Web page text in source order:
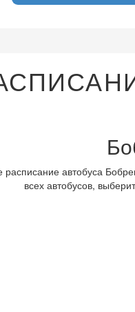
расписание автобуса
всех автобусов,